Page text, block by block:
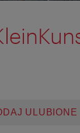
ULUBIONE